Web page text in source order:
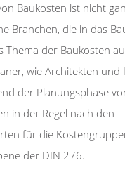
Baukosten ist nicht
Branchen, die in das
Thema der Baukosten
wie Architekten und
der Planungsphase
in der Regel nach den
für die
der DIN 276.